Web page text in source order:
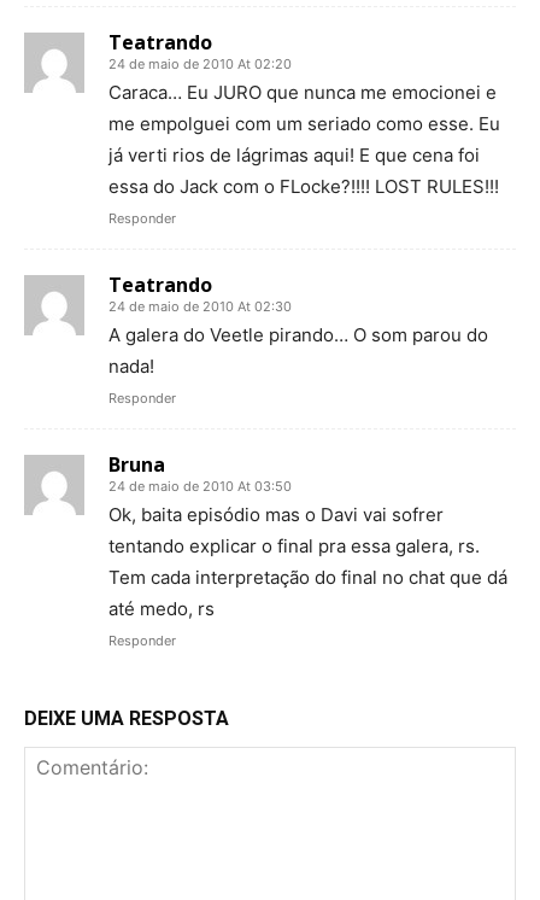
Teatrando
24 de maio de 2010 At 02:20
Caraca… Eu JURO que nunca me emocionei e
me empolguei com um seriado como esse. Eu
já verti rios de lágrimas aqui! E que cena foi
essa do Jack com o FLocke?!!!! LOST RULES!!!
Responder
Teatrando
24 de maio de 2010 At 02:30
A galera do Veetle pirando… O som parou do
nada!
Responder
Bruna
24 de maio de 2010 At 03:50
Ok, baita episódio mas o Davi vai sofrer
tentando explicar o final pra essa galera, rs.
Tem cada interpretação do final no chat que dá
até medo, rs
Responder
DEIXE UMA RESPOSTA